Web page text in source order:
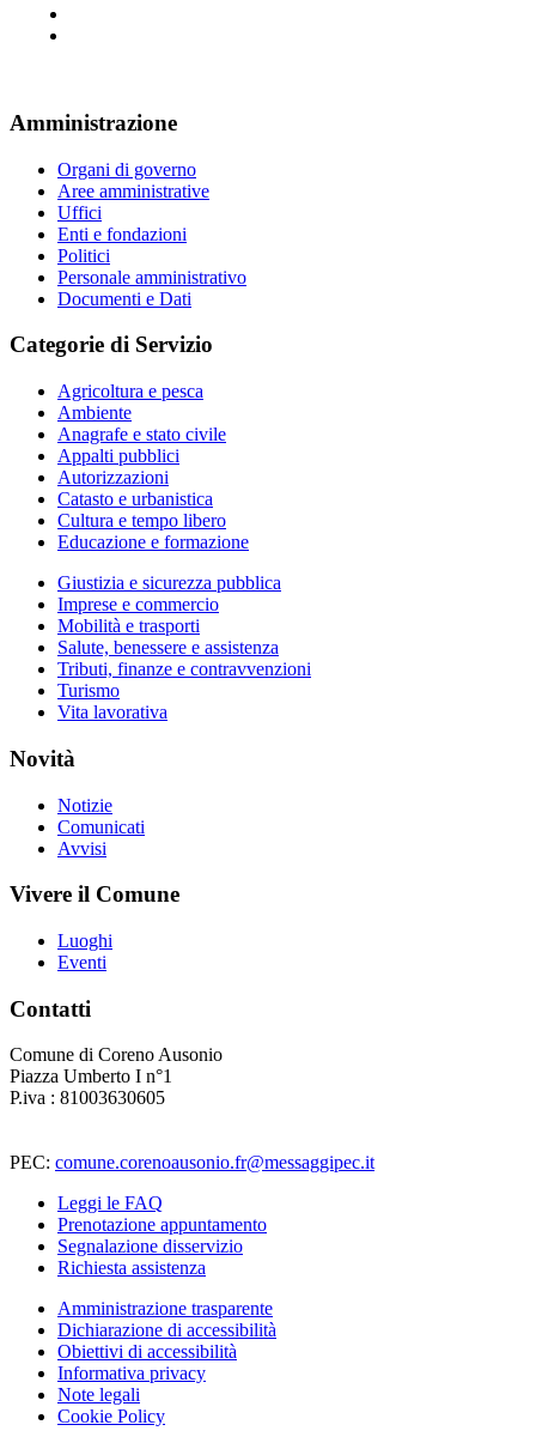
Amministrazione
Organi di governo
Aree amministrative
Uffici
Enti e fondazioni
Politici
Personale amministrativo
Documenti e Dati
Categorie di Servizio
Agricoltura e pesca
Ambiente
Anagrafe e stato civile
Appalti pubblici
Autorizzazioni
Catasto e urbanistica
Cultura e tempo libero
Educazione e formazione
Giustizia e sicurezza pubblica
Imprese e commercio
Mobilità e trasporti
Salute, benessere e assistenza
Tributi, finanze e contravvenzioni
Turismo
Vita lavorativa
Novità
Notizie
Comunicati
Avvisi
Vivere il Comune
Luoghi
Eventi
Contatti
Comune di Coreno Ausonio
Piazza Umberto I n°1
P.iva : 81003630605
PEC: comune.corenoausonio.fr@messaggipec.it
Leggi le FAQ
Prenotazione appuntamento
Segnalazione disservizio
Richiesta assistenza
Amministrazione trasparente
Dichiarazione di accessibilità
Obiettivi di accessibilità
Informativa privacy
Note legali
Cookie Policy